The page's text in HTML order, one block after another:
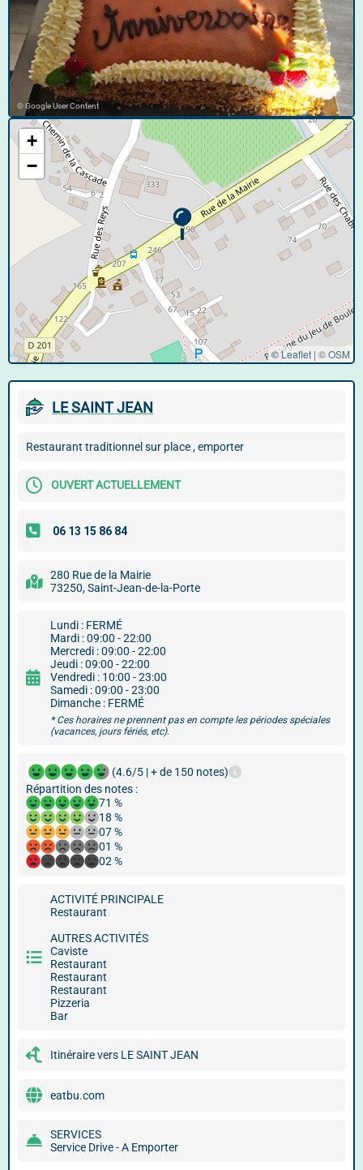
© Google User Content
+
−
© Leaflet | ©OSM
LE SAINT JEAN
Restaurant traditionnel sur place , emporter
OUVERT ACTUELLEMENT
280 Rue de la Mairie
73250, Saint-Jean-de-la-Porte
Lundi : FERMÉ
Mardi : 09:00 - 22:00
Mercredi : 09:00 - 22:00
Jeudi : 09:00 - 22:00
Vendredi : 10:00 - 23:00
Samedi : 09:00 - 23:00
Dimanche : FERMÉ
* Ces horaires ne prennent pas en compte les périodes spéciales
(vacances, jours fériés, etc).
(4.6/5 | + de 150 notes)
Répartition des notes :
71 %
18 %
07 %
01 %
02 %
ACTIVITÉ PRINCIPALE
Restaurant
AUTRES ACTIVITÉS
Caviste
Restaurant
Restaurant
Restaurant
Pizzeria
Bar
Itinéraire vers LE SAINT JEAN
eatbu.com
SERVICES
Service Drive - A Emporter